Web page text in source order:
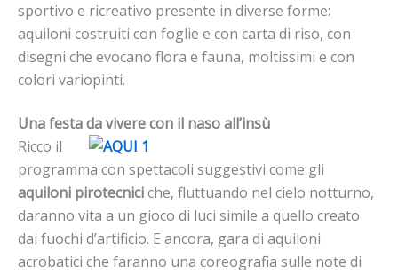
sportivo e ricreativo presente in diverse forme:
aquiloni costruiti con foglie e con carta di riso, con
disegni che evocano flora e fauna, moltissimi e con
colori variopinti.
Una festa da vivere con il naso all’insù
Ricco il
programma con spettacoli suggestivi come gli
aquiloni pirotecniciche, fluttuando nel cielo notturno,
daranno vita a un gioco di luci simile a quello creato
dai fuochi d’artificio. E ancora, gara di aquiloni
acrobatici che faranno una coreografia sulle note di